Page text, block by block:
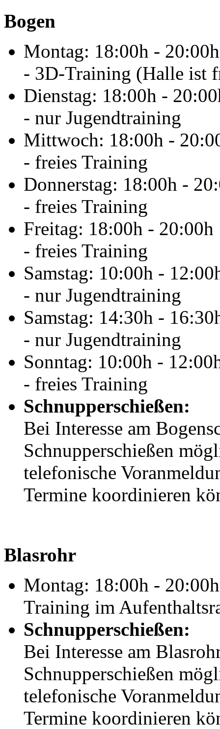
Bogen
Montag: 18:00h - 20:00h
- 3D-Training (Halle ist
Dienstag: 18:00h -
- nur Jugendtraining
Mittwoch: 18:00h -
- freies Training
Donnerstag: 18:00h -
- freies Training
Freitag: 18:00h - 20:00h
- freies Training
Samstag: 10:00h -
- nur Jugendtraining
Samstag: 14:30h -
- nur Jugendtraining
Sonntag: 10:00h -
- freies Training
Schnupperschießen:
Bei Interesse am
Schnupperschießen
telefonische
Termine koordinieren
Blasrohr
Montag: 18:00h - 20:00h
Training im
Schnupperschießen:
Bei Interesse am
Schnupperschießen
telefonische
Termine koordinieren